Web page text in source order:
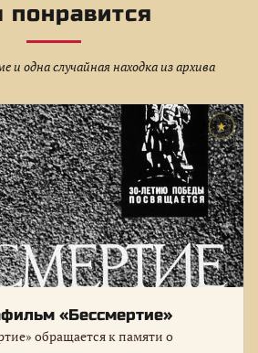
понравится
одна случайная находка из архива
★
«Бессмертие»
обращается к памяти о